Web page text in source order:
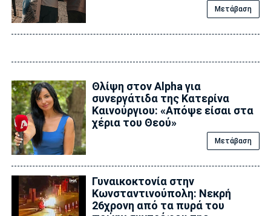
Μετάβαση
Θλίψη στον Alpha για
συνεργάτιδα της Κατερίνα
Καινούργιου: «Απόψε είσαι στα
χέρια του Θεού»
Μετάβαση
Γυναικοκτονία στην
Κωνσταντινούπολη: Νεκρή
26χρονη από τα πυρά του